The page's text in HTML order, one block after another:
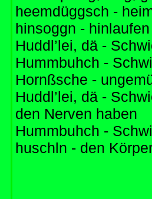
heemdüggsch -
hinsoggn - hinlaufen
Huddl’lei, dä -
Hummbuhch -
Hornßsche -
Huddl’lei, dä -
den Nerven haben
Hummbuhch -
huschln - den